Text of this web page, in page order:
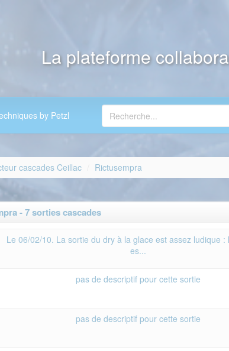
La plateforme
by Petzl
cascades Ceillac Rictusempra
- 7 sorties cascades
Le 06/02/10. La sortie du dry à la glace est assez ludique :
es...
pas de descriptif pour cette sortie
pas de descriptif pour cette sortie